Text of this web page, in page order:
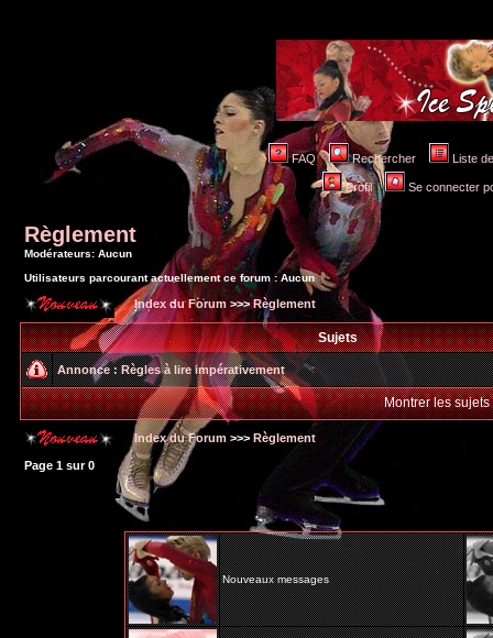
FAQ Rechercher Liste
Profil Se connecter
Règlement
Modérateurs: Aucun
Utilisateurs parcourant actuellement ce forum : Aucun
Index du Forum >>>Règlement
Sujets
Annonce : Règles à lire impérativement
Montrer les
Index du Forum >>> Règlement
Page 1 sur0
Nouveaux messages